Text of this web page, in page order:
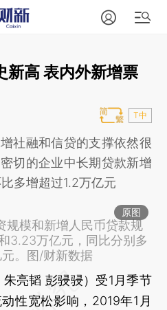
新高 表内外新增票
T中
社融和信贷的支撑依然很
切的企业中长期贷款新增
多增超过1.2万亿元
原图
规模和新增人民币贷款规
3.23万亿元，同比分别多
。图/财新数据
亮韬 彭骎骎） 受1月季节
性宽松影响，2019年1月